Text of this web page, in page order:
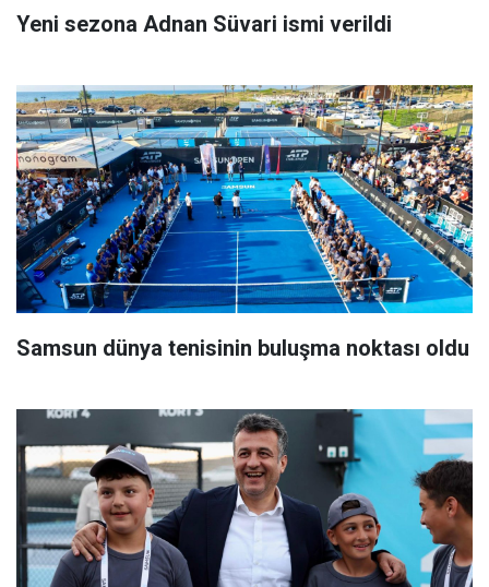
Yeni sezona Adnan Süvari ismi verildi
Samsun dünya tenisinin buluşma noktası oldu